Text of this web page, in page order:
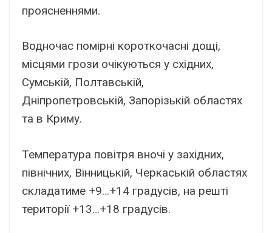
проясненнями.
Водночас помірні короткочасні дощі,
місцями грози очікуються у східних,
Сумській, Полтавській,
Дніпропетровській, Запорізькій областях
та в Криму.
Температура повітря вночі у західних,
північних, Вінницькій, Черкаській областях
складатиме +9…+14 градусів, на решті
території +13…+18 градусів.